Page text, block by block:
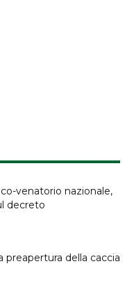
venatorio nazionale,
decreto
preapertura della caccia